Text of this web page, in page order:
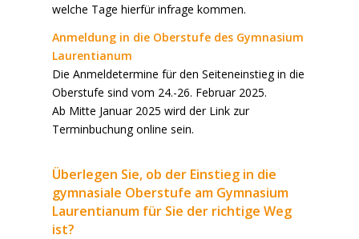
welche Tage hierfür infrage kommen.
Anmeldung in die Oberstufe des Gymnasium
Laurentianum
Die Anmeldetermine für den Seiteneinstieg in die
Oberstufe sind vom 24.-26. Februar 2025.
Ab Mitte Januar 2025 wird der Link zur
Terminbuchung online sein.
Überlegen Sie, ob der Einstieg in die
gymnasiale Oberstufe am Gymnasium
Laurentianum für Sie der richtige Weg
ist?